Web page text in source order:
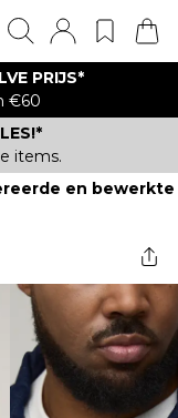
PRIJS*
€60
items.
en bewerkte